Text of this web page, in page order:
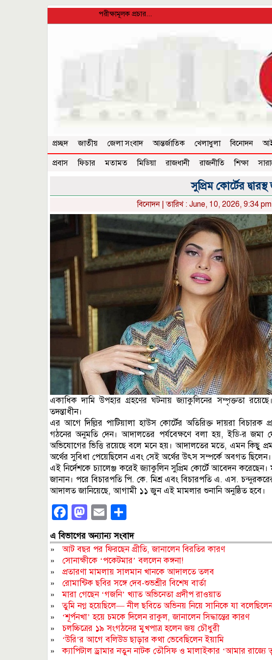
পরীক্ষামূলক প্রচার...
প্রচ্ছদ জাতীয় জেলা সংবাদ আন্তর্জাতিক খেলাধুলা বিনোদন
প্রবাস
ফিচার মতামত মিডিয়া রাজধানী রাজনীতি শিক্ষা
সুপ্রিম কোর্টের
বিনোদন| তারিখ : June, 10, 2026, 9:34 pm
একাধিক দামি উপহার গ্রহণের ঘটনায় জ্যাকুলিনের সম্পৃক্ততা
তদন্তাধীন।
এর আগে দিল্লির পাটিয়ালা হাউস কোর্টের অতিরিক্ত দায়রা বিচারক
গঠনের অনুমতি দেন। আদালতের পর্যবেক্ষণে বলা হয়, ইডি-র জমা
অভিযোগের ভিত্তি রয়েছে বলে মনে হয়। আদালতের মতে, এমন কিছু
অর্থের সুবিধা পেয়েছিলেন এবং সেই অর্থের উৎস সম্পর্কে অবগত ছিলেন।
এই নির্দেশকে চ্যালেঞ্জ করেই জ্যাকুলিন সুপ্রিম কোর্টে আবেদন
জানান। পরে বিচারপতি পি. কে. মিশ্র এবং বিচারপতি এ. এস.
আদালত জানিয়েছে, আগামী ১১ জুন এই মামলার শুনানি অনুষ্ঠিত হবে।
Facebook
Mastodon
Email
এ বিভাগের অন্যান্য সংবাদ
»আট বছর পর ফিরছেন প্রীতি, জানালেন বিরতির কারণ
» সোনাক্ষীকে ‘পকেটমার’ বললেন কঙ্গনা!
» প্রতারণা মামলায় সালমান খানকে আদালতে তলব
» রোমান্টিক ছবির সঙ্গে দেব-শুভশ্রীর বিশেষ বার্তা
»মারা গেছেন ‘গজনি’ খ্যাত অভিনেতা প্রদীপ রাওয়াত
»তুমি নগ্ন হয়েছিলে— নীল ছবিতে অভিনয় নিয়ে সানিকে যা
» ‘শূর্পনখা’ হয়ে চমকে দিলেন রাকুল, জানালেন সিদ্ধান্তের কারণ
»চলচ্চিত্রের ১৯ সংগঠনের মুখপাত্র হলেন জয় চৌধুরী
» ‘উরি’র আগে বলিউড ছাড়ার কথা ভেবেছিলেন ইয়ামি
»ক্যাপিটাল ড্রামার নতুন নাটক তৌসিফ ও মালাইকার ‘আমার রাজ্যে